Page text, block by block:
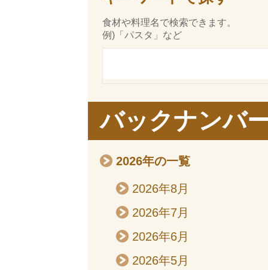
食材や料理名で検索できます。
例)「パスタ」など
バックナンバ
2026年の一覧
2026年8月
2026年7月
2026年6月
2026年5月